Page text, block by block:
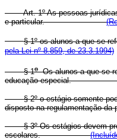
Art. 1º As pessoas
e particular.
§ 1º os alunos a que
pela Lei nº 8.859, de 23.3.1994)
§ 1oOs alunos a que se
educação
§ 2º o estágio somente
disposto na
§ 3º Os estágios devem
escolares.